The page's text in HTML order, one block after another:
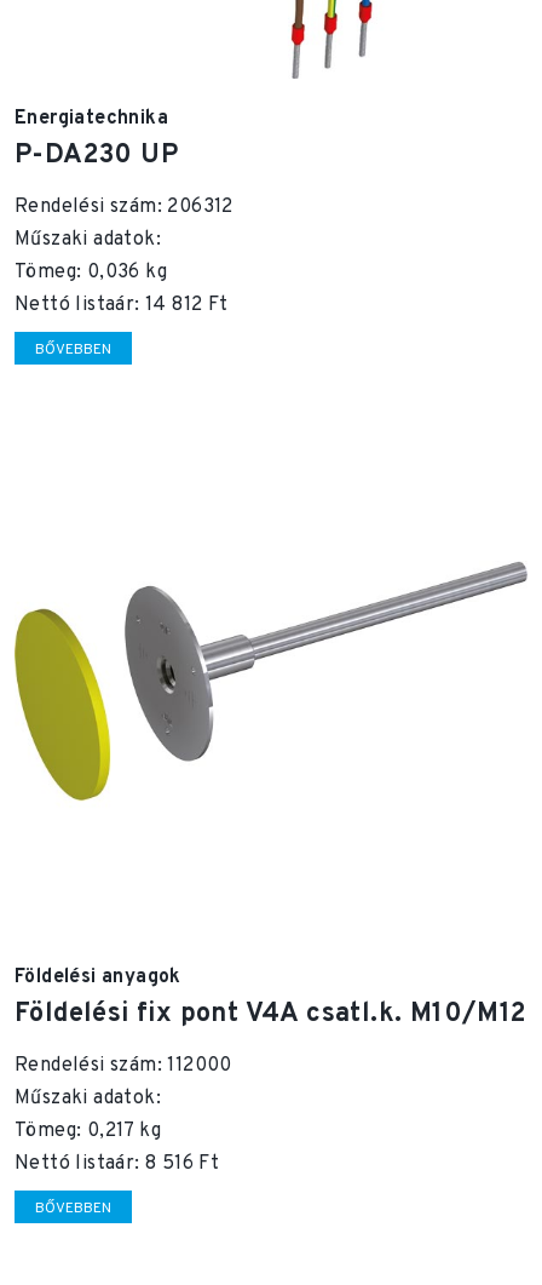
Energiatechnika
P-DA230 UP
Rendelési szám: 206312
Műszaki adatok:
Tömeg: 0,036 kg
Nettó listaár: 14 812 Ft
BŐVEBBEN
Földelési anyagok
Földelési fix pont V4A csatl.k. M10/M12
Rendelési szám: 112000
Műszaki adatok:
Tömeg: 0,217 kg
Nettó listaár: 8 516 Ft
BŐVEBBEN